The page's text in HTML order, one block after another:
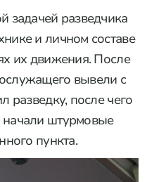
задачей разведчика
и личном составе
их движения. После
вывели с
разведку, после чего
начали штурмовые
пункта.